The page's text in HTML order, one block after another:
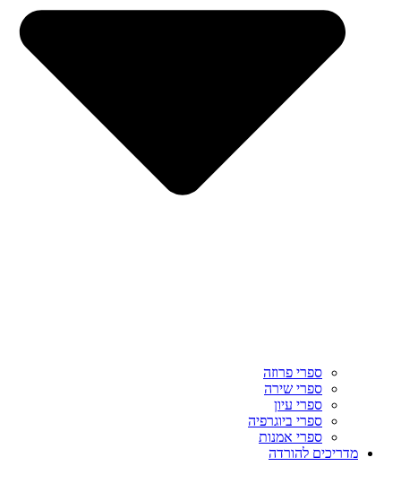
ספרי פרוזה
ספרי שירה
ספרי עיון
ספרי ביוגרפיה
ספרי אמנות
מדריכים להורדה